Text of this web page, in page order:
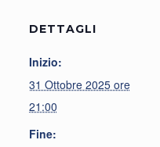
DETTAGLI
Inizio:
31 Ottobre 2025 ore
21:00
Fine: